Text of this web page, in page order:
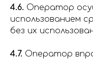
4.6. Оператор
использованием
без их
4.7. Оператор